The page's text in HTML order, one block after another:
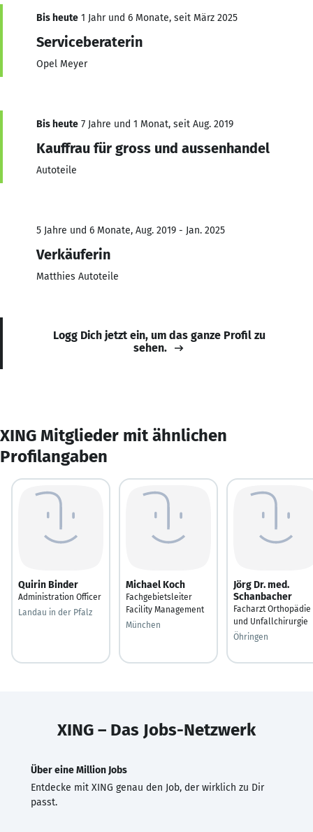
Bis heute 1 Jahr und 6 Monate, seit März 2025
Serviceberaterin
Opel Meyer
Bis heute 7 Jahre und 1 Monat, seit Aug. 2019
Kauffrau für gross und aussenhandel
Autoteile
5 Jahre und 6 Monate, Aug. 2019 - Jan. 2025
Verkäuferin
Matthies Autoteile
Logg Dich jetzt ein, um das ganze Profil zu
sehen.
XING Mitglieder mit ähnlichen
Profilangaben
Quirin Binder
Administration Officer
Landau in der Pfalz
Michael Koch
Fachgebietsleiter
Facility Management
München
Jörg Dr. med.
Schanbacher
Facharzt Orthopädie
und Unfallchirurgie
Öhringen
XING – Das Jobs-Netzwerk
Über eine Million Jobs
Entdecke mit XING genau den Job, der wirklich zu Dir
passt.